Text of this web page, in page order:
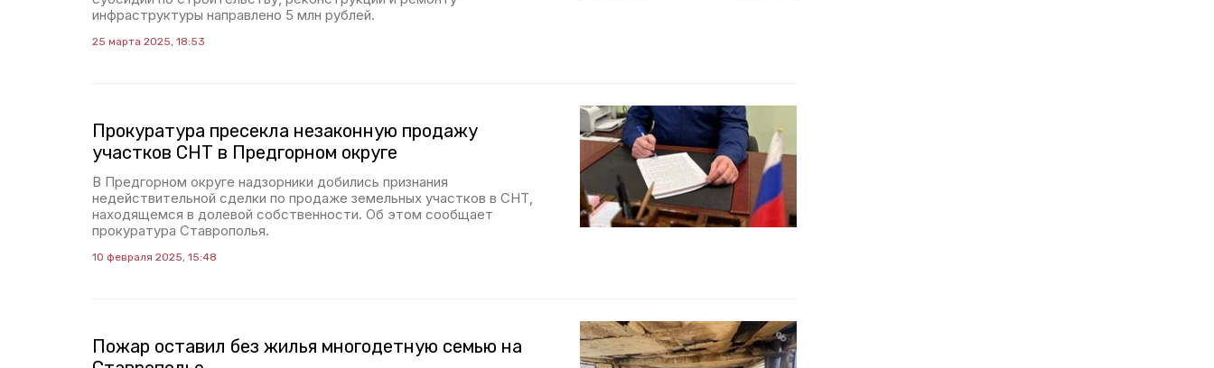
инфраструктуры направлено 5 млн рублей.
25 марта 2025, 18:53
Прокуратура пресекла незаконную продажу
участков СНТ в Предгорном округе
В Предгорном округе надзорники добились признания
недействительной сделки по продаже земельных участков в СНТ,
находящемся в долевой собственности. Об этом сообщает
прокуратура Ставрополья.
10 февраля 2025, 15:48
Пожар оставил без жилья многодетную семью на